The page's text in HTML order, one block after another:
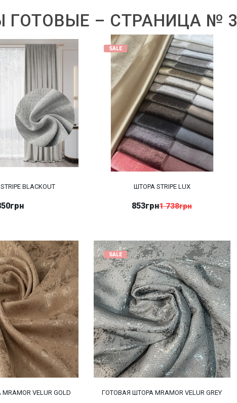
ГОТОВЫЕ – СТРАНИЦА № 3
BLACKOUT
SALE
ШТОРА STRIPE LUX
853грн1 738грн
VELUR GOLD
SALE
ГОТОВАЯ ШТОРА MRAMOR VELUR GREY